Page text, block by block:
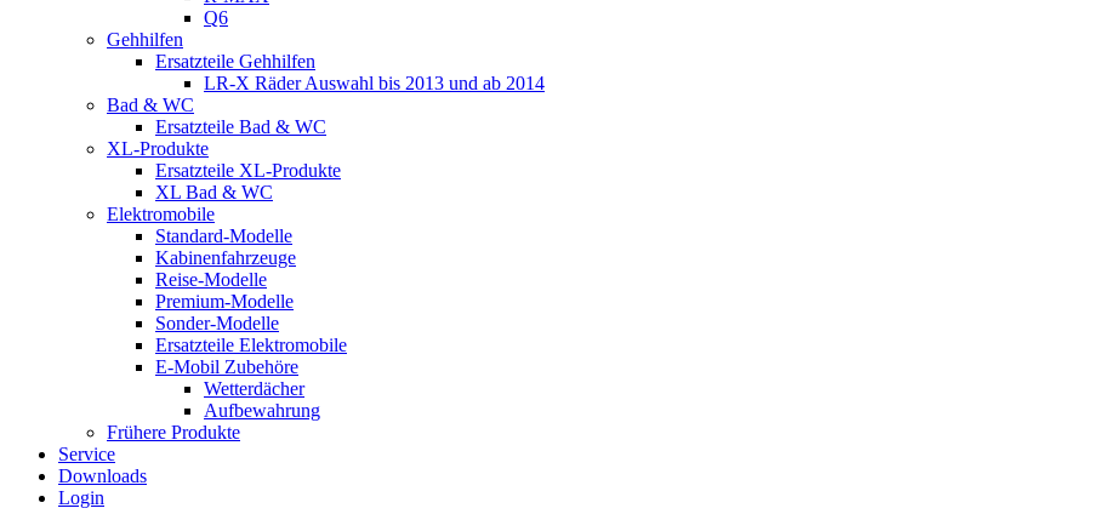
Q6
Gehhilfen
Ersatzteile Gehhilfen
LR-X Räder Auswahl bis 2013 und ab 2014
Bad & WC
Ersatzteile Bad & WC
XL-Produkte
Ersatzteile XL-Produkte
XL Bad & WC
Elektromobile
Standard-Modelle
Kabinenfahrzeuge
Reise-Modelle
Premium-Modelle
Sonder-Modelle
Ersatzteile Elektromobile
E-Mobil Zubehöre
Wetterdächer
Aufbewahrung
Frühere Produkte
Service
Downloads
Login